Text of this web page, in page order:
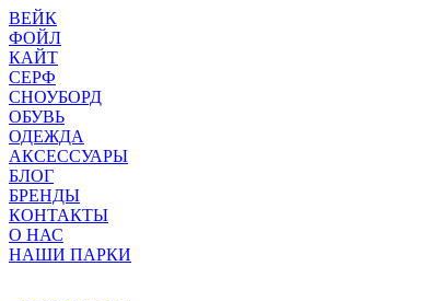
ВЕЙК
ФОЙЛ
КАЙТ
СЕРФ
СНОУБОРД
ОБУВЬ
ОДЕЖДА
АКСЕССУАРЫ
БЛОГ
БРЕНДЫ
КОНТАКТЫ
О НАС
НАШИ ПАРКИ